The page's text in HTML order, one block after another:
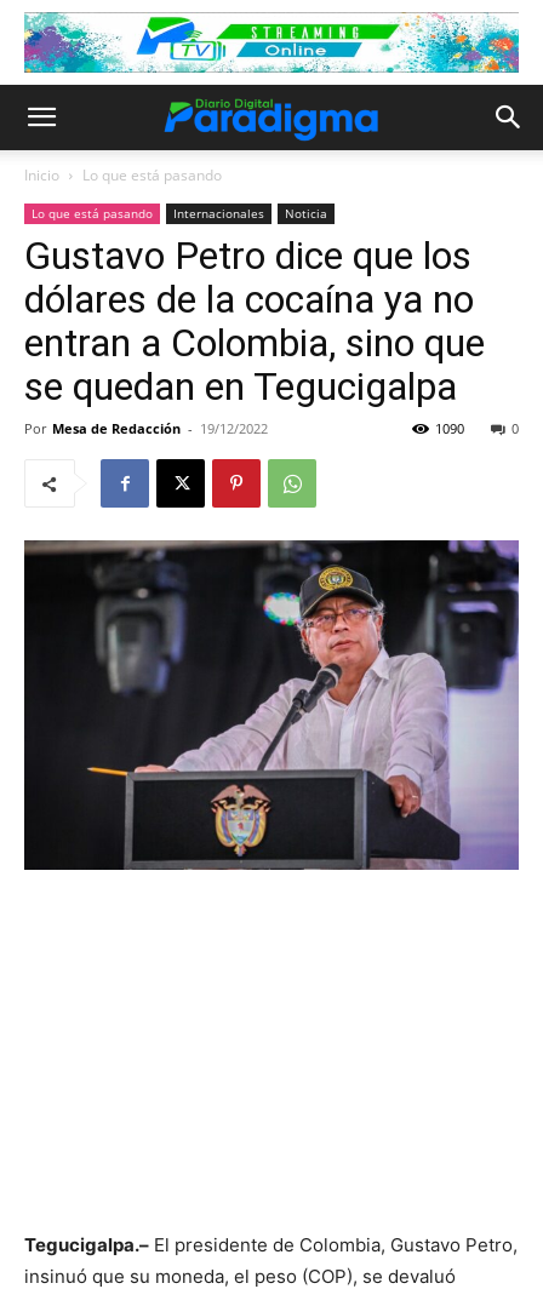
Inicio Lo que está pasando
Lo que está pasando Internacionales Noticia
Gustavo Petro dice que los
dólares de la cocaína ya no
entran a Colombia, sino que
se quedan en Tegucigalpa
Por Mesa de Redacción - 19/12/2022 0
1090
Tegucigalpa.– El presidente de Colombia, Gustavo Petro,
insinuó que su moneda, el peso (COP), se devaluó